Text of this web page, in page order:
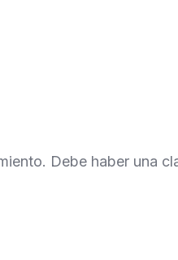
Debe haber una